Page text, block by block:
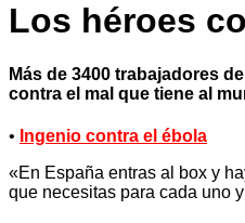
Los héroes
Más de 3400 trabajadores
contra el mal que tiene al
• Ingenio contra el ébola
«En España entras al box y
que necesitas para cada uno